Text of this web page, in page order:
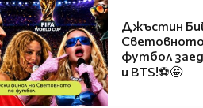
Джъстин
футбол
и BTS!⚽🤩